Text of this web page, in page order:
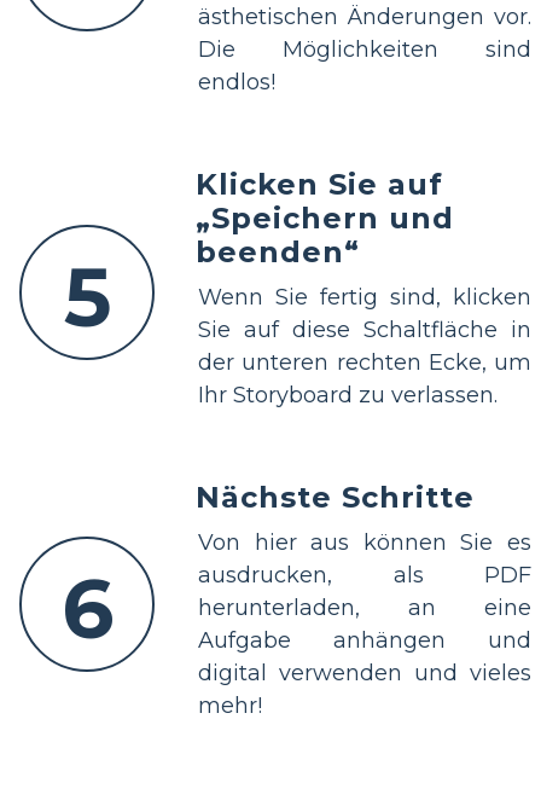
ästhetischen Änderungen vor.
Die Möglichkeiten sind
endlos!
5
Klicken Sie auf
„Speichern und
beenden“
Wenn Sie fertig sind, klicken
Sie auf diese Schaltfläche in
der unteren rechten Ecke, um
Ihr Storyboard zu verlassen.
6
Nächste Schritte
Von hier aus können Sie es
ausdrucken, als PDF
herunterladen, an eine
Aufgabe anhängen und
digital verwenden und vieles
mehr!